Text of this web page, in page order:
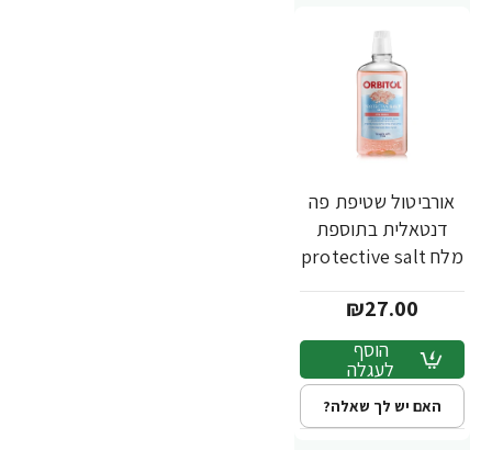
אורביטול שטיפת פה
דנטאלית בתוספת
מלח protective salt
מ"ל
₪27.00
הוסף
לעגלה
האם יש לך שאלה?